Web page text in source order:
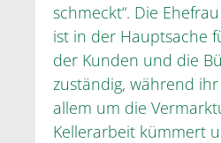
schmeckt“. Die
ist in der Hauptsache
der Kunden und die
zuständig, während
allem um die
Kellerarbeit kümmert